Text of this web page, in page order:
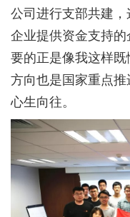
公司进行支部共建
企业提供资金支持
要的正是像我这样
方向也是国家重点推
心生向往。